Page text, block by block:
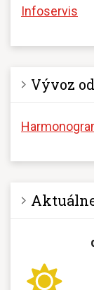
Infoservis
Vývoz